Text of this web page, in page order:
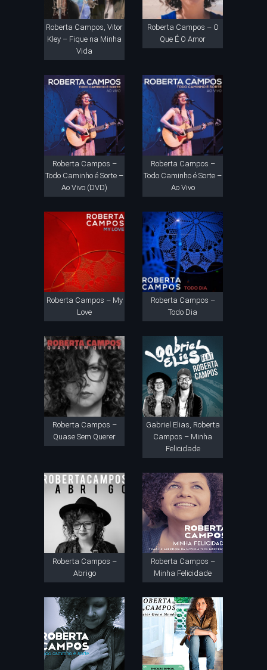
Roberta Campos, Vitor
Kley – Fique na Minha
Vida
Roberta Campos – O
Que É O Amor
Roberta Campos –
Todo Caminho é Sorte –
Ao Vivo (DVD)
Roberta Campos –
Todo Caminho é Sorte –
Ao Vivo
Roberta Campos – My
Love
Roberta Campos –
Todo Dia
Roberta Campos –
Quase Sem Querer
Gabriel Elias, Roberta
Campos – Minha
Felicidade
Roberta Campos –
Abrigo
Roberta Campos –
Minha Felicidade